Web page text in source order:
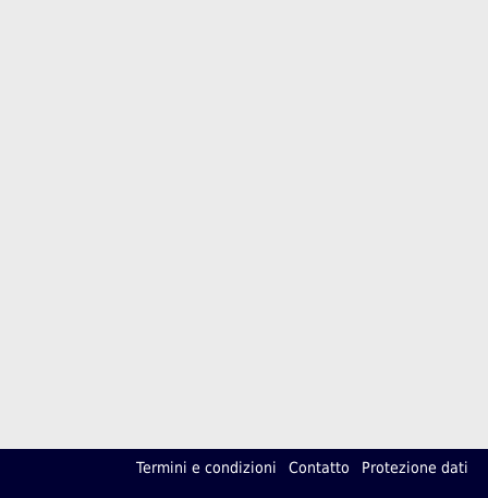
Termini e condizioni Contatto Protezione dati